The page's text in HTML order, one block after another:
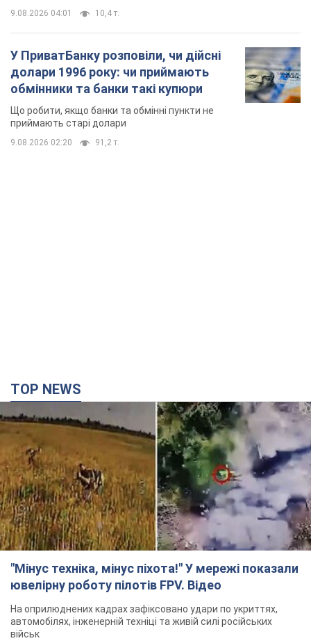
"Мінус техніка, мінус піхота!" У мережі показали
ювелірну роботу пілотів FPV. Відео
На оприлюднених кадрах зафіксовано удари по укриттях,
автомобілях, інженерній техніці та живій силі російських
військ
2 години тому 7,9 т.
Армія РФ знищила підприємство Kromberg &
Schubert у Житомирі. Фото
Коли поновить роботу підприємство, наразі невідомо
2 години тому 9,4 т.
Києво-Печерську лавру закриють 80-метровим
"монстром"? Чому влада Києва відмовилась